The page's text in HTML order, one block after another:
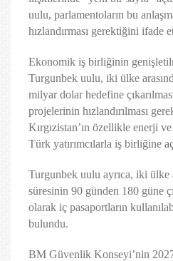
uulu, parlamentoların bu
hızlandırması gerektiğini ifade
Ekonomik iş birliğinin
Turgunbek uulu, iki ülke
milyar dolar hedefine
projelerinin hızlandırılması
Kırgızistan’ın özellikle enerji
Türk yatırımcılarla iş birliğine
Turgunbek uulu ayrıca, iki ülke
süresinin 90 günden 180 güne
olarak iç pasaportların
bulundu.
BM Güvenlik Konseyi’nin